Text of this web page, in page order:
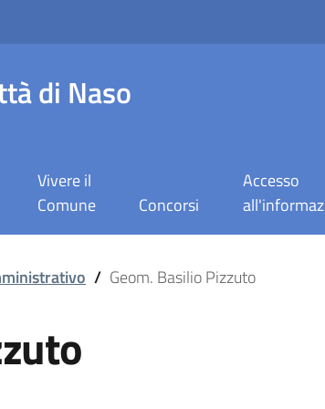
di Naso
Vivere il
Comune
Concorsi
Accesso
/ Geom. Basilio Pizzuto